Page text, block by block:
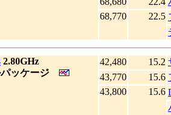
68,770
22.5
2.80GHz
ッケージ
42,480 15.2
43,770
15.6
43,800
15.6